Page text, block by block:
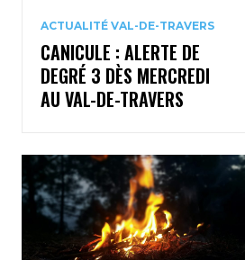
ACTUALITÉ VAL-DE-TRAVERS
CANICULE : ALERTE DE
DEGRÉ 3 DÈS MERCREDI
AU VAL-DE-TRAVERS